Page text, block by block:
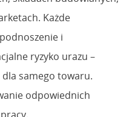
Każde
i
ryzyko urazu –
samego towaru.
odpowiednich